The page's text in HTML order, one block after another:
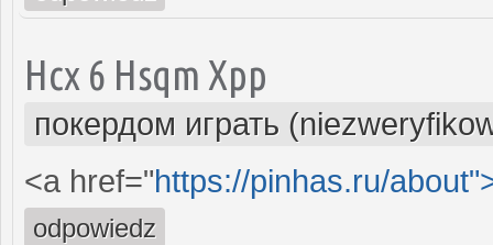
Hcx 6 Hsqm Xpp
покердом играть
<a href="https://pinhas.ru/
odpowiedz